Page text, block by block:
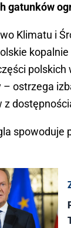
gatunków
Klimatu i
– ostrzega
z
spowoduje